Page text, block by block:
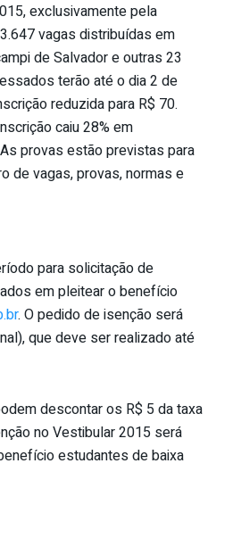
exclusivamente pela
vagas distribuídas em
de Salvador e outras 23
terão até o dia 2 de
reduzida para R$ 70.
caiu 28% em
provas estão previstas para
de vagas, provas, normas e
para solicitação de
em pleitear o benefício
. O pedido de isenção será
que deve ser realizado até
descontar os R$ 5 da taxa
no Vestibular 2015 será
estudantes de baixa